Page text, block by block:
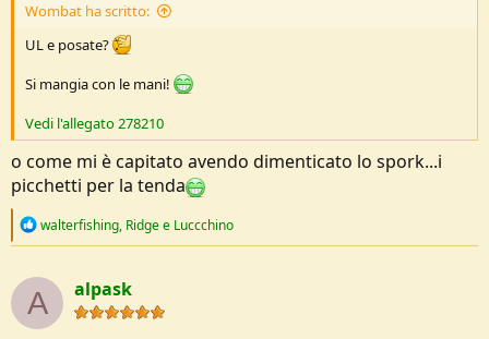
Wombat ha scritto:
UL e posate?
Si mangia con le mani!
Vedi l'allegato 278210
o come mi è capitato avendo dimenticato lo spork...i
picchetti per la tenda
R
c
t
i
o
walterfishing, Ridgee Luccchino
A alpask